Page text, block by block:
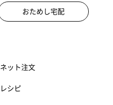
おためし宅配
ネット注文
レシピ